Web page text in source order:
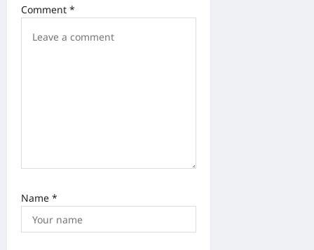
i
Comment *
Name *